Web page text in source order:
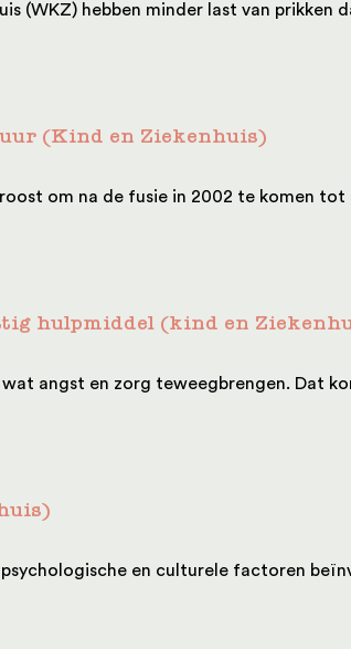
(WKZ) hebben minder last van
(Kind en Ziekenhuis)
om na de fusie in 2002 te komen tot
hulpmiddel (kind en
wat angst en zorg teweegbrengen. Dat
en culturele factoren